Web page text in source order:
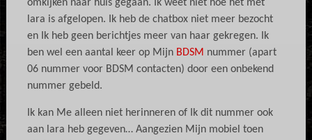
omkijken naar huis gegaan. Ik weet niet hoe het met
lara is afgelopen. Ik heb de chatbox niet meer bezocht
en Ik heb geen berichtjes meer van haar gekregen. Ik
ben wel een aantal keer op Mijn BDSM nummer (apart
06 nummer voor BDSM contacten) door een onbekend
nummer gebeld.
Ik kan Me alleen niet herinneren of Ik dit nummer ook
aan lara heb gegeven… Aangezien Mijn mobiel toen